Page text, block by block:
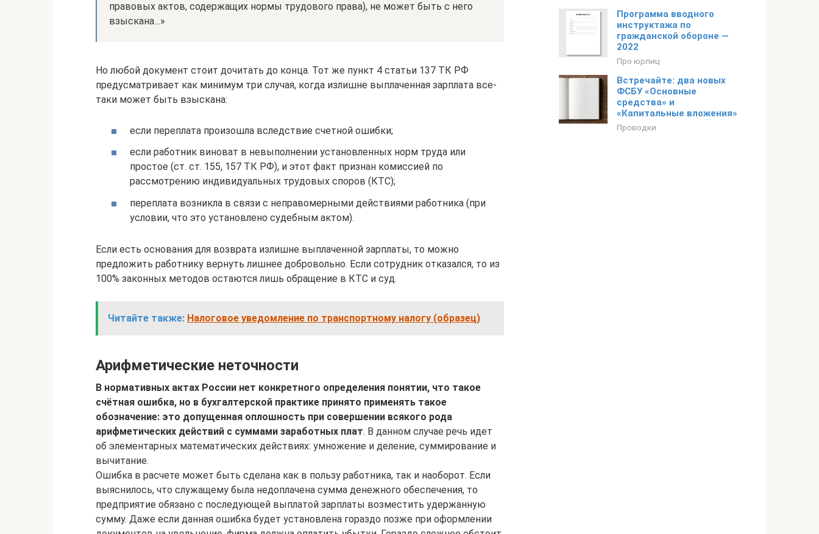
правовых актов, содержащих нормы трудового права), не может быть с него
взыскана…»
Но любой документ стоит дочитать до конца. Тот же пункт 4 статьи 137 ТК РФ
предусматривает как минимум три случая, когда излишне выплаченная зарплата все-
таки может быть взыскана:
если переплата произошла вследствие счетной ошибки;
если работник виноват в невыполнении установленных норм труда или
простое (ст. ст. 155, 157 ТК РФ), и этот факт признан комиссией по
рассмотрению индивидуальных трудовых споров (КТС);
переплата возникла в связи с неправомерными действиями работника (при
условии, что это установлено судебным актом).
Если есть основания для возврата излишне выплаченной зарплаты, то можно
предложить работнику вернуть лишнее добровольно. Если сотрудник отказался, то из
100% законных методов остаются лишь обращение в КТС и суд.
Читайте также: Налоговое уведомление по транспортному налогу (образец)
Арифметические неточности
В нормативных актах России нет конкретного определения понятии, что такое
счётная ошибка, но в бухгалтерской практике принято применять такое
обозначение: это допущенная оплошность при совершении всякого рода
арифметических действий с суммами заработных плат. В данном случае речь идет
об элементарных математических действиях: умножение и деление, суммирование и
вычитание.
Ошибка в расчете может быть сделана как в пользу работника, так и наоборот. Если
выяснилось, что служащему была недоплачена сумма денежного обеспечения, то
предприятие обязано с последующей выплатой зарплаты возместить удержанную
сумму. Даже если данная ошибка будет установлена гораздо позже при оформлении
Программа вводного
инструктажа по
гражданской обороне —
2022
Про юрлиц
Встречайте: два новых
ФСБУ «Основные
средства» и
«Капитальные вложения»
Проводки